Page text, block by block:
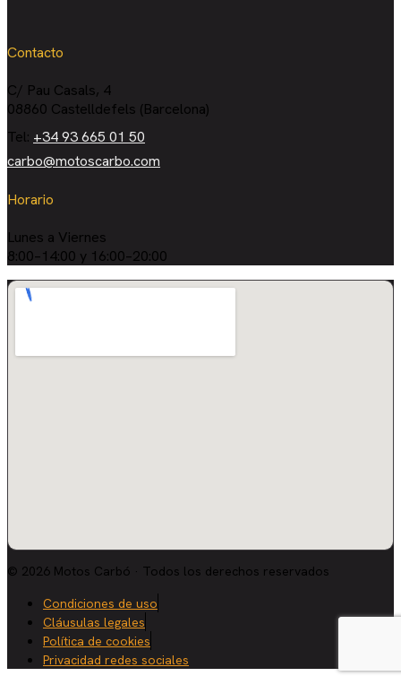
Contacto
C/ Pau Casals, 4
08860 Castelldefels (Barcelona)
Tel: +34 93 665 01 50
carbo@motoscarbo.com
Horario
Lunes a Viernes
8:00–14:00 y 16:00–20:00
© 2026 Motos Carbó · Todos los derechos reservados
Condiciones de uso
Cláusulas legales
Política de cookies
Privacidad redes sociales